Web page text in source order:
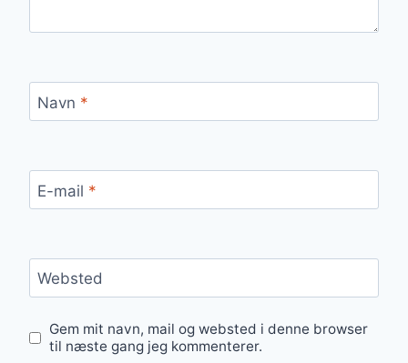
Navn *
E-mail *
Websted
Gem mit navn, mail og websted i denne browser
til næste gang jeg kommenterer.